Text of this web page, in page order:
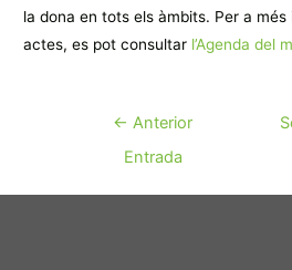
la dona en tots els àmbits. Per a
actes, es pot consultar l’Agenda del
Navegació
← Anterior
Entrada